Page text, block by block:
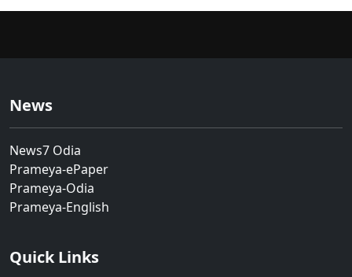
News
News7 Odia
Prameya-ePaper
Prameya-Odia
Prameya-English
Quick Links